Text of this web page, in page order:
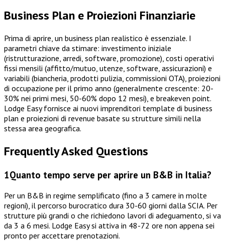
Business Plan e Proiezioni Finanziarie
Prima di aprire, un business plan realistico è essenziale. I
parametri chiave da stimare: investimento iniziale
(ristrutturazione, arredi, software, promozione), costi operativi
fissi mensili (affitto/mutuo, utenze, software, assicurazioni) e
variabili (biancheria, prodotti pulizia, commissioni OTA), proiezioni
di occupazione per il primo anno (generalmente crescente: 20-
30% nei primi mesi, 50-60% dopo 12 mesi), e breakeven point.
Lodge Easy fornisce ai nuovi imprenditori template di business
plan e proiezioni di revenue basate su strutture simili nella
stessa area geografica.
Frequently Asked Questions
1Quanto tempo serve per aprire un B&B in Italia?
Per un B&B in regime semplificato (fino a 3 camere in molte
regioni), il percorso burocratico dura 30-60 giorni dalla SCIA. Per
strutture più grandi o che richiedono lavori di adeguamento, si va
da 3 a 6 mesi. Lodge Easy si attiva in 48-72 ore non appena sei
pronto per accettare prenotazioni.